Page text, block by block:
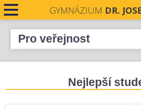
GYMNÁZIUM DR.
PRO UČITELE
PRO
PRO
Pro veřejnost
Co nabízíme
Nejlepší